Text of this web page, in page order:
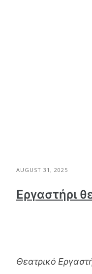
AUGUST 31, 2025
Εργαστήρι
Θεατρικό